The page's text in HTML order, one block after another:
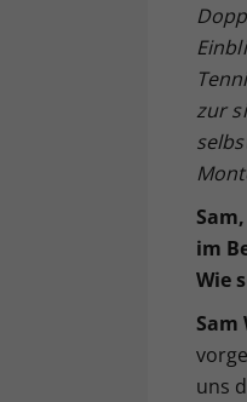
zur
im
Wie
Sam
uns